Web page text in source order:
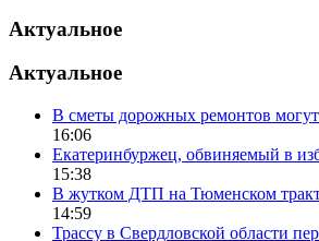
Актуальное
Актуальное
В сметы дорожных ремонтов
16:06
Екатеринбуржец, обвиняемый в
15:38
В жутком ДТП на Тюменском
14:59
Трассу в Свердловской области